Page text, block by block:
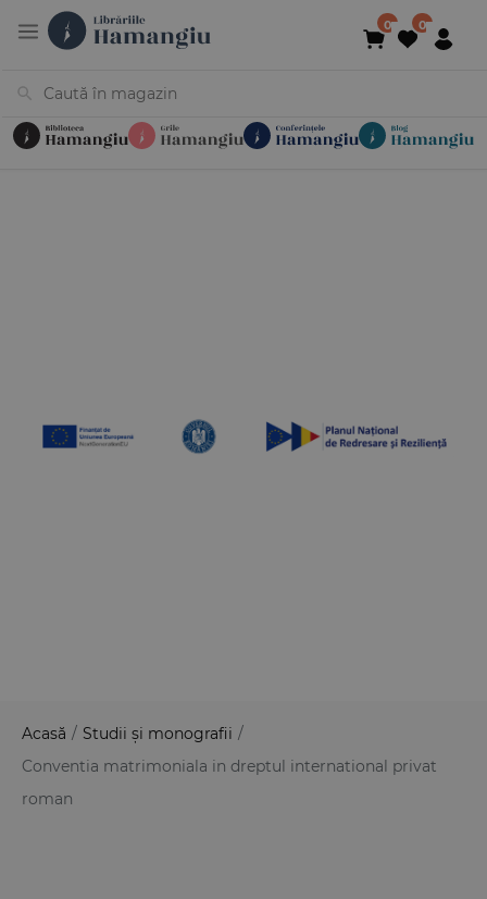
Acasă / Studii și monografii /
Conventia matrimoniala in dreptul international privat
roman